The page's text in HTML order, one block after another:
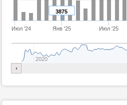
3875
Июл '24 Янв '25 Июл '25
2020